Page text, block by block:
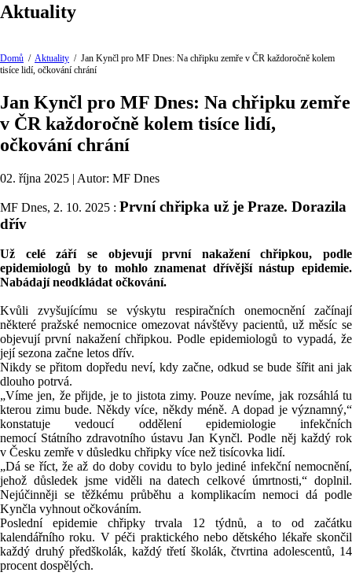
Aktuality
Domů / Aktuality / Jan Kynčl pro MF Dnes: Na chřipku zemře v ČR každoročně kolem
tisíce lidí, očkování chrání
Jan Kynčl pro MF Dnes: Na chřipku zemře
v ČR každoročně kolem tisíce lidí,
očkování chrání
02. října 2025 | Autor: MF Dnes
MF Dnes, 2. 10. 2025 : První chřipka už je Praze. Dorazila
dřív
Už celé září se objevují první nakažení chřipkou, podle
epidemiologů by to mohlo znamenat dřívější nástup epidemie.
Nabádají neodkládat očkování.
Kvůli zvyšujícímu se výskytu respiračních onemocnění začínají
některé pražské nemocnice omezovat návštěvy pacientů, už měsíc se
objevují první nakažení chřipkou. Podle epidemiologů to vypadá, že
její sezona začne letos dřív.
Nikdy se přitom dopředu neví, kdy začne, odkud se bude šířit ani jak
dlouho potrvá.
„Víme jen, že přijde, je to jistota zimy. Pouze nevíme, jak rozsáhlá tu
kterou zimu bude. Někdy více, někdy méně. A dopad je významný,“
konstatuje vedoucí oddělení epidemiologie infekčních
nemocí Státního zdravotního ústavu Jan Kynčl. Podle něj každý rok
v Česku zemře v důsledku chřipky více než tisícovka lidí.
„Dá se říct, že až do doby covidu to bylo jediné infekční nemocnění,
jehož důsledek jsme viděli na datech celkové úmrtnosti,“ doplnil.
Nejúčinněji se těžkému průběhu a komplikacím nemoci dá podle
Kynčla vyhnout očkováním.
Poslední epidemie chřipky trvala 12 týdnů, a to od začátku
kalendářního roku. V péči praktického nebo dětského lékaře skončil
každý druhý předškolák, každý třetí školák, čtvrtina adolescentů, 14
procent dospělých.